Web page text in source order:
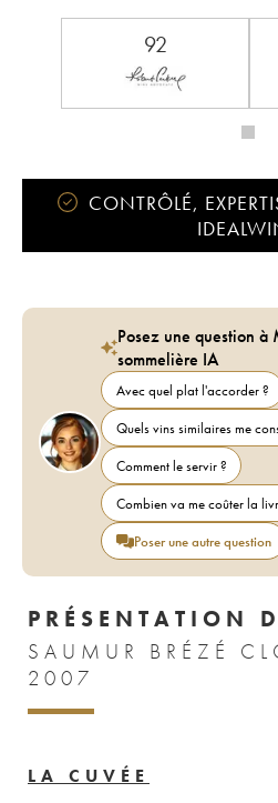
92
CONTRÔLÉ,
Posez une question
sommelière IA
Avec quel plat l'accorder ?
Quels vins similaires me
Comment le servir ?
Combien va me coûter la
Poser une autre question
PRÉSENTATION
SAUMUR BRÉZÉ
2007
LA CUVÉE